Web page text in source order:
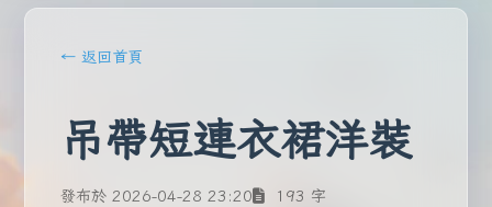
← 返回首頁
吊帶短連衣裙洋裝
發布於 2026-04-28 23:20
193 字